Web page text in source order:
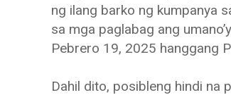
ng ilang barko ng kumpanya
sa mga paglabag ang
Pebrero 19, 2025 hanggang
Dahil dito, posibleng hindi na